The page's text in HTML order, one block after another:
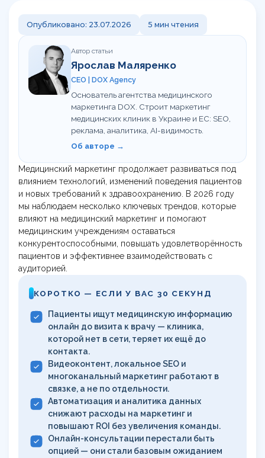
Статьи
Кому мы помогаем
Гайд по медицинскому GEO
UTM-генератор
RU
Опубликовано: 23.07.2026 5 мин чтения
Автор статьи
Ярослав Маляренко
CEO | DOX Agency
Основатель агентства медицинского
маркетинга DOX. Строит маркетинг
медицинских клиник в Украине и ЕС: SEO,
реклама, аналитика, AI-видимость.
Об авторе →
Медицинский маркетинг продолжает развиваться под
влиянием технологий, изменений поведения пациентов
и новых требований к здравоохранению. В 2026 году
мы наблюдаем несколько ключевых трендов, которые
влияют на медицинский маркетинг и помогают
медицинским учреждениям оставаться
конкурентоспособными, повышать удовлетворённость
пациентов и эффективнее взаимодействовать с
аудиторией.
КОРОТКО — ЕСЛИ У ВАС 30 СЕКУНД
Пациенты ищут медицинскую информацию
онлайн до визита к врачу — клиника,
которой нет в сети, теряет их ещё до
контакта.
Видеоконтент, локальное SEO и
многоканальный маркетинг работают в
связке, а не по отдельности.
Автоматизация и аналитика данных
снижают расходы на маркетинг и
повышают ROI без увеличения команды.
Онлайн-консультации перестали быть
опцией — они стали базовым ожиданием